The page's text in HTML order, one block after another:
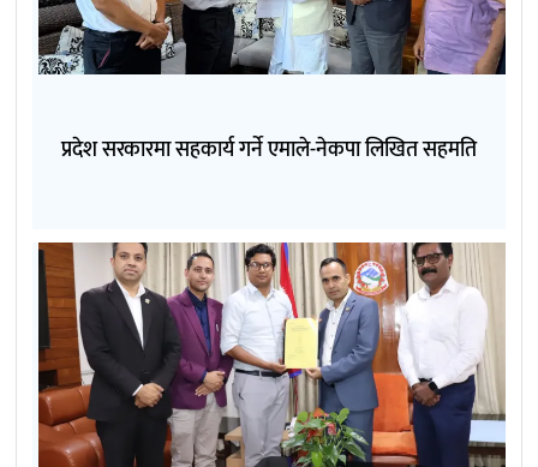
प्रदेश सरकारमा सहकार्य गर्ने एमाले-नेकपा लिखित सहमति